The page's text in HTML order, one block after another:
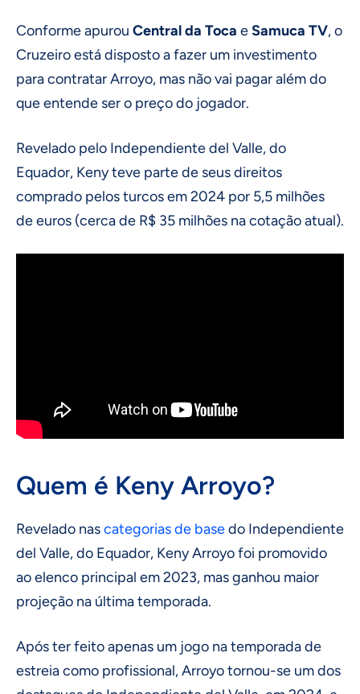
Conforme apurou Central da Toca eSamuca TV, o
Cruzeiro está disposto a fazer um investimento
para contratar Arroyo, mas não vai pagar além do
que entende ser o preço do jogador.
Revelado pelo Independiente del Valle, do
Equador, Keny teve parte de seus direitos
comprado pelos turcos em 2024 por 5,5 milhões
de euros (cerca de R$ 35 milhões na cotação atual).
Quem é Keny Arroyo?
Revelado nascategorias de basedo Independiente
del Valle, do Equador, Keny Arroyo foi promovido
ao elenco principal em 2023, mas ganhou maior
projeção na última temporada.
Após ter feito apenas um jogo na temporada de
estreia como profissional, Arroyo tornou-se um dos